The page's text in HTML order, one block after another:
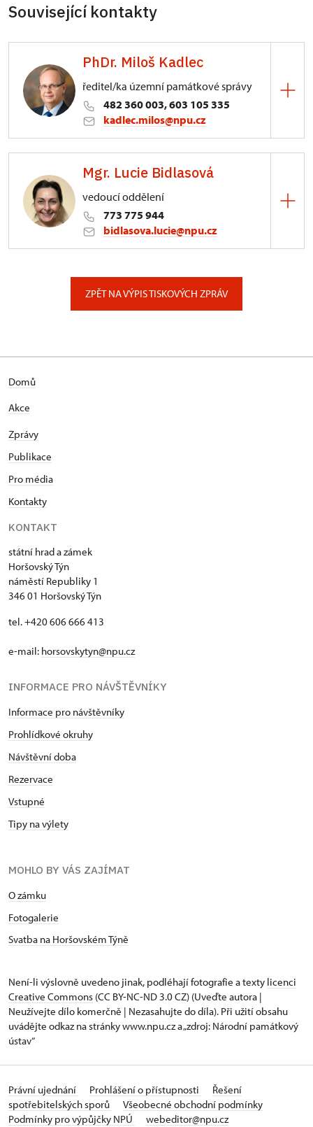
Související kontakty
PhDr. Miloš Kadlec
ředitel/ka územní památkové správy
482 360 003, 603 105 335
kadlec.milos@npu.cz
3/, Sychrov 3
Mgr. Lucie Bidlasová
vedoucí oddělení
773 775 944
bidlasova.lucie@npu.cz
ZPĚT NA VÝPIS TISKOVÝCH ZPRÁV
Domů
Akce
Zprávy
Publikace
Pro média
Kontakty
KONTAKT
státní hrad a zámek
Horšovský Týn
náměstí Republiky 1
346 01 Horšovský Týn
tel. +420 606 666 413
e-mail: horsovskytyn@npu.cz
INFORMACE PRO NÁVŠTĚVNÍKY
Informace pro návštěvníky
Prohlídkové okruhy
Návštěvní doba
Rezervace
Vstupné
Tipy na výlety
MOHLO BY VÁS ZAJÍMAT
O zámku
Fotogalerie
Svatba na Horšovském Týně
Není-li výslovně uvedeno jinak, podléhají fotografie a texty licenci
Creative Commons (CC BY-NC-ND 3.0 CZ) (Uveďte autora |
Neužívejte dílo komerčně | Nezasahujte do díla). Při užití obsahu
uvádějte odkaz na stránky www.npu.cz a „zdroj: Národní památkový
ústav“
Právní ujednání Prohlášení o přístupnosti
Řešení
spotřebitelských sporů
Všeobecné obchodní podmínky
Podmínky pro výpůjčky NPÚ
webeditor@npu.cz